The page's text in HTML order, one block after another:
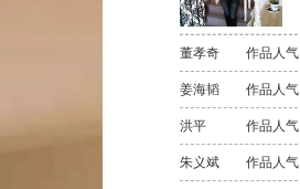
董孝奇 作品人气
姜海韬 作品人气
洪平 作品人气
朱义斌 作品人气